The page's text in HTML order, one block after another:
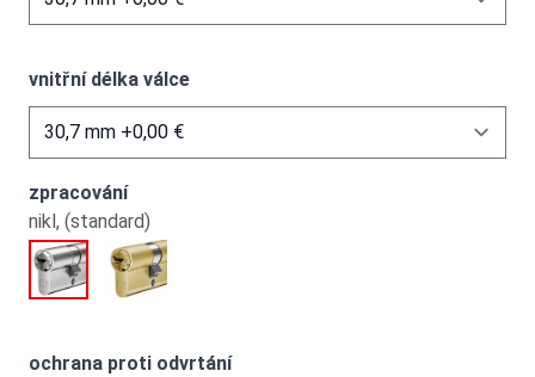
vnitřní délka válce
zpracování
nikl, (standard)
ochrana proti odvrtání